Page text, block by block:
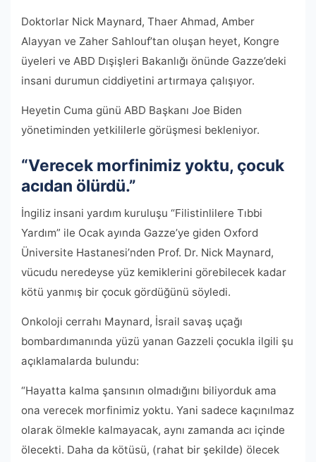
Doktorlar Nick Maynard, Thaer Ahmad, Amber
Alayyan ve Zaher Sahlouf’tan oluşan heyet, Kongre
üyeleri ve ABD Dışişleri Bakanlığı önünde Gazze’deki
insani durumun ciddiyetini artırmaya çalışıyor.
Heyetin Cuma günü ABD Başkanı Joe Biden
yönetiminden yetkililerle görüşmesi bekleniyor.
“Verecek morfinimiz yoktu, çocuk
acıdan ölürdü.”
İngiliz insani yardım kuruluşu “Filistinlilere Tıbbi
Yardım” ile Ocak ayında Gazze’ye giden Oxford
Üniversite Hastanesi’nden Prof. Dr. Nick Maynard,
vücudu neredeyse yüz kemiklerini görebilecek kadar
kötü yanmış bir çocuk gördüğünü söyledi.
Onkoloji cerrahı Maynard, İsrail savaş uçağı
bombardımanında yüzü yanan Gazzeli çocukla ilgili şu
açıklamalarda bulundu:
“Hayatta kalma şansının olmadığını biliyorduk ama
ona verecek morfinimiz yoktu. Yani sadece kaçınılmaz
olarak ölmekle kalmayacak, aynı zamanda acı içinde
ölecekti. Daha da kötüsü, (rahat bir şekilde) ölecek